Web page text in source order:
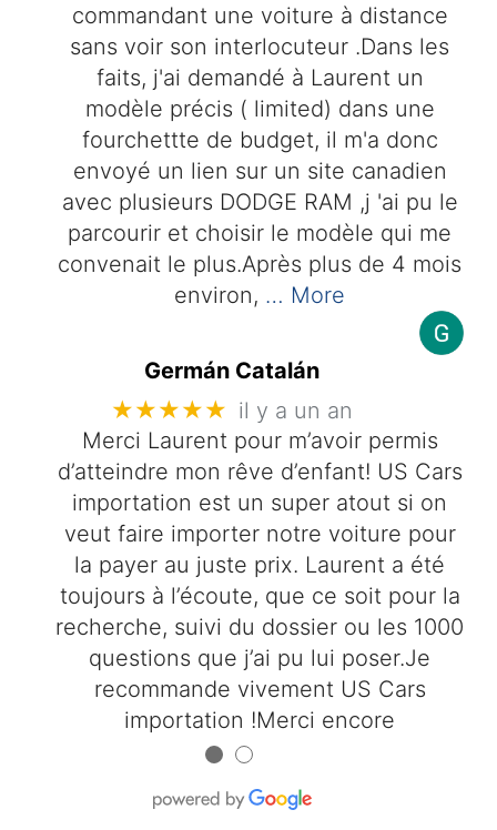
commandant une voiture à distance
sans voir son interlocuteur .Dans les
faits, j'ai demandé à Laurent un
modèle précis ( limited) dans une
fourchettte de budget, il m'a donc
envoyé un lien sur un site canadien
avec plusieurs DODGE RAM ,j 'ai pu le
parcourir et choisir le modèle qui me
convenait le plus.Après plus de 4 mois
environ, … More
Germán Catalán
★★★★★ il y a un an
Merci Laurent pour m’avoir permis
d’atteindre mon rêve d’enfant! US Cars
importation est un super atout si on
veut faire importer notre voiture pour
la payer au juste prix. Laurent a été
toujours à l’écoute, que ce soit pour la
recherche, suivi du dossier ou les 1000
questions que j’ai pu lui poser.Je
recommande vivement US Cars
importation !Merci encore
● ●